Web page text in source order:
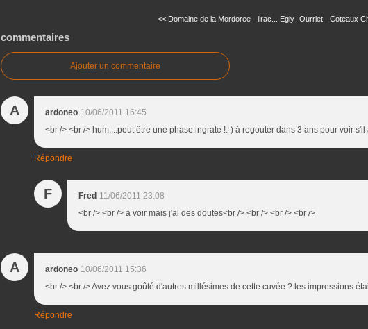
<< Domaine de la Mordoree - lirac... Egly- Ourriet - Coteaux
commentaires
Ajouter un commentaire
A ardoneo 10/06/2011 16:45
<br /> <br /> hum....peut être une phase ingrate !:-) à regouter dans 3 ans pour voir
Répondre
F Fred 11/06/2011 23:08
<br /> <br /> a voir mais j'ai des doutes<br /> <br /> <br /> <br />
A ardoneo 10/06/2011 15:36
<br /> <br /> Avez vous goûté d'autres millésimes de cette cuvée ? les impressions
Répondre